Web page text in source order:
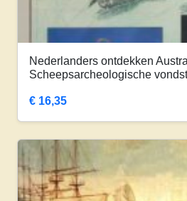
Nederlanders ontdekken
Scheepsarcheologische
€ 16,35